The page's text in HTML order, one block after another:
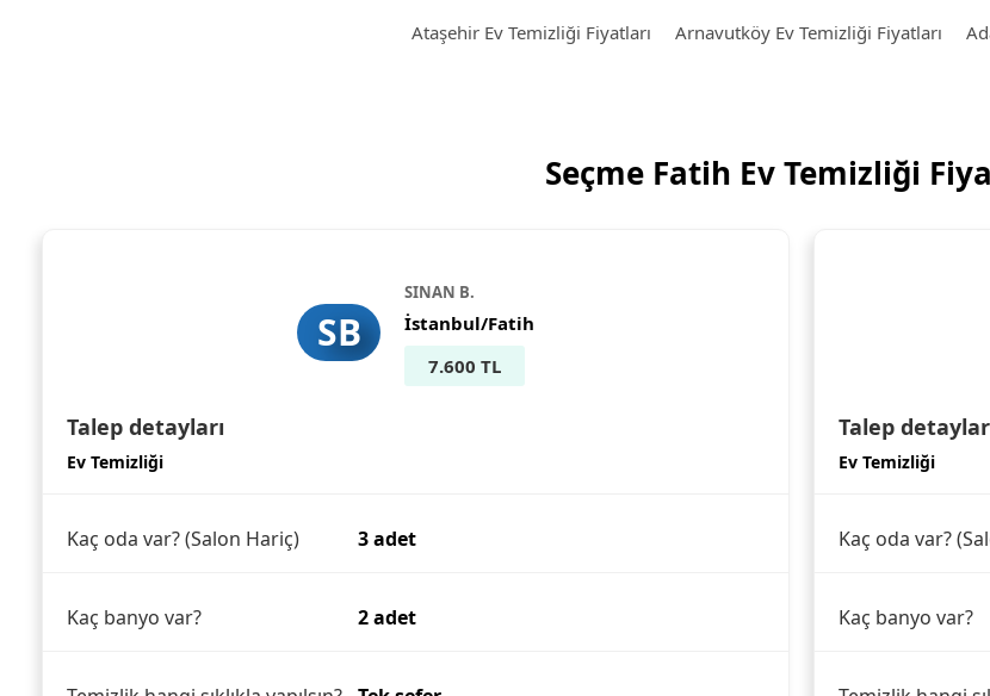
Ataşehir Ev Temizliği Fiyatları Arnavutköy Ev Temizliği Fiyatları
Seçme Fatih Ev Temizliği
SB
SINAN B.
İstanbul/Fatih
7.600 TL
Talep detayları
Ev Temizliği
Kaç oda var? (Salon Hariç) 3 adet
Kaç banyo var? 2 adet
Talep
Ev Temizliği
Kaç oda var?
Kaç banyo var?